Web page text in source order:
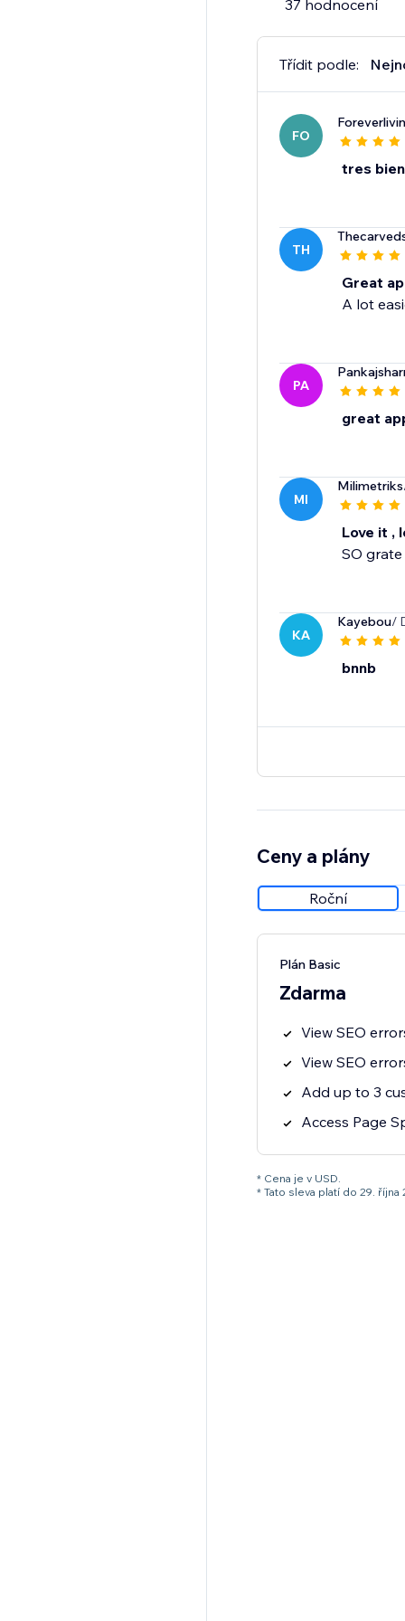
37 hodnocení
Třídit podle:
FO
tres bien
TH
Great
A lot
PA
great
MI
Milimetriks
Love it ,
SO
KA
Kayebou/
bnnb
Ceny a plány
Roční
Plán Basic
Zdarma
View SEO
View SEO
Add up to 3
Access Page
* Cena je v USD.
* Tato sleva platí do 29.